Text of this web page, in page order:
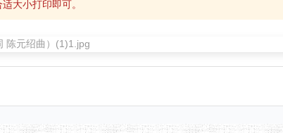
大小打印即可。